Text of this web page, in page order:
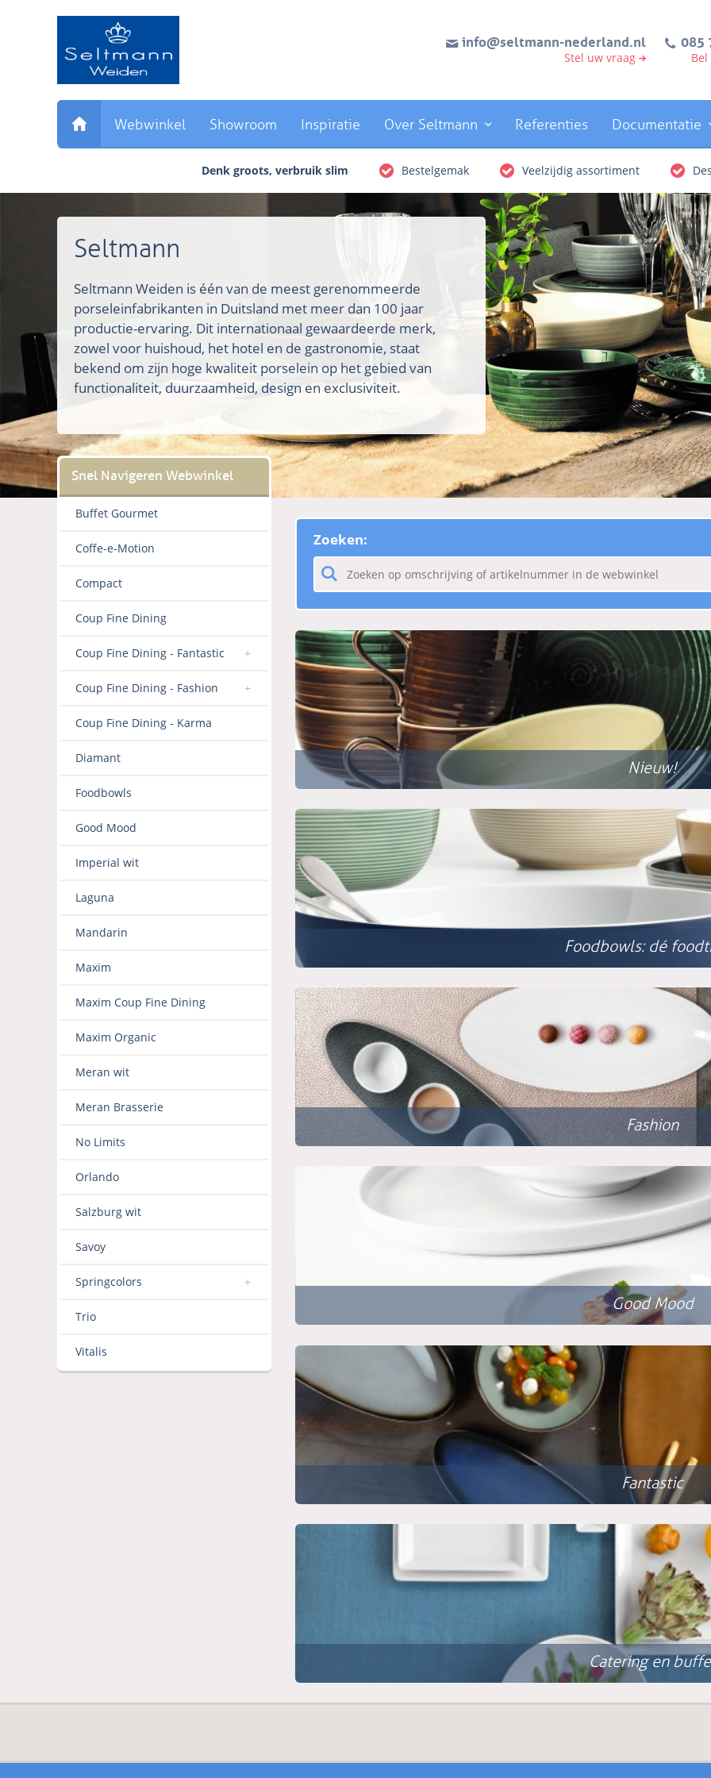
Direct
info@seltmann-nederland.nl
Stel uw vraag
085
Webwinkel Showroom Inspiratie Over Seltmann Referenties Documentatie
Denk groots, verbruik slim Bestelgemak Veelzijdig assortiment
Seltmann
Seltmann Weiden is één van de meest gerenommeerde
porseleinfabrikanten in Duitsland met meer dan 100 jaar
productie-ervaring. Dit internationaal gewaardeerde merk,
zowel voor huishoud, het hotel en de gastronomie, staat
bekend om zijn hoge kwaliteit porselein op het gebied van
functionaliteit, duurzaamheid, design en exclusiviteit.
Buffet Gourmet
Coffe-e-Motion
Compact
Coup Fine Dining
Coup Fine Dining - Fantastic
Coup Fine Dining - Fashion
Coup Fine Dining - Karma
Diamant
Foodbowls
Good Mood
Imperial wit
Laguna
Mandarin
Maxim
Maxim Coup Fine Dining
Maxim Organic
Meran wit
Meran Brasserie
No Limits
Orlando
Salzburg wit
Savoy
Springcolors
Trio
Vitalis
Zoeken:
Nieuw!
Foodbowls: dé
Fashion
Good Mood
Fantastic
Catering en